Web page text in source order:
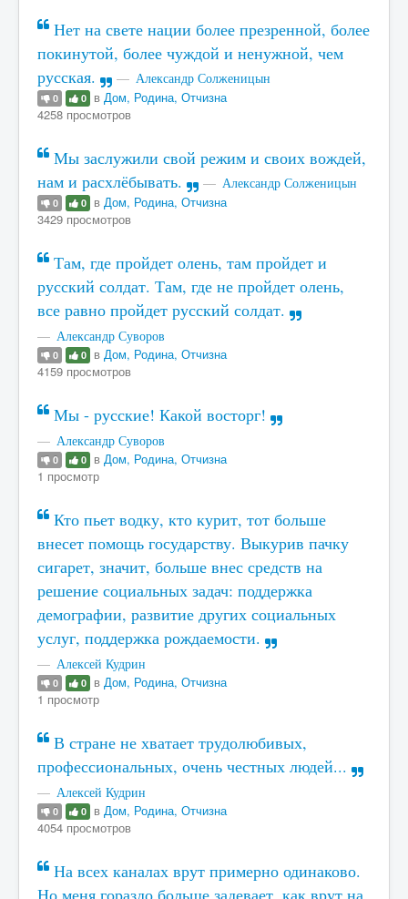
Нет на свете нации более презренной, более
покинутой, более чуждой и ненужной, чем
русская.
Александр Солженицын
0 0 в Дом, Родина, Отчизна
4258 просмотров
Мы заслужили свой режим и своих вождей,
нам и расхлёбывать.
Александр Солженицын
0 0 в Дом, Родина, Отчизна
3429 просмотров
Там, где пройдет олень, там пройдет и
русский солдат. Там, где не пройдет олень,
все равно пройдет русский солдат.
Александр Суворов
0 0 в Дом, Родина, Отчизна
4159 просмотров
Мы - русские! Какой восторг!
Александр Суворов
0 0 в Дом, Родина, Отчизна
1 просмотр
Кто пьет водку, кто курит, тот больше
внесет помощь государству. Выкурив пачку
сигарет, значит, больше внес средств на
решение социальных задач: поддержка
демографии, развитие других социальных
услуг, поддержка рождаемости.
Алексей Кудрин
0 0 в Дом, Родина, Отчизна
1 просмотр
В стране не хватает трудолюбивых,
профессиональных, очень честных людей...
Алексей Кудрин
0 0 в Дом, Родина, Отчизна
4054 просмотров
На всех каналах врут примерно одинаково.
Но меня гораздо больше задевает, как врут на